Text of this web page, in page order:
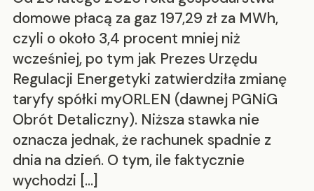
domowe płacą za gaz 197,29 zł za MWh,
czyli o około 3,4 procent mniej niż
wcześniej, po tym jak Prezes Urzędu
Regulacji Energetyki zatwierdziła zmianę
taryfy spółki myORLEN (dawnej PGNiG
Obrót Detaliczny). Niższa stawka nie
oznacza jednak, że rachunek spadnie z
dnia na dzień. O tym, ile faktycznie
wychodzi […]